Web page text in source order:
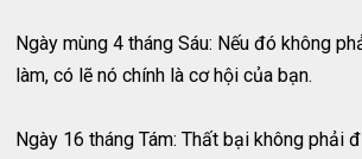
Ngày mùng 4 tháng Sáu: Nếu đó không
làm, có lẽ nó chính là cơ hội của bạn.
Ngày 16 tháng Tám: Thất bại không phải